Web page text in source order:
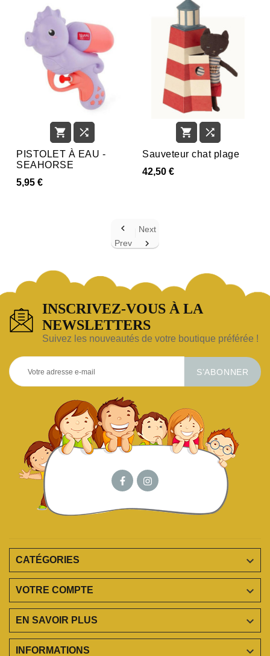
 
PISTOLET À EAU -
SEAHORSE
5,95 €
 
Sauveteur chat plage
42,50 €

Prev
Next

INSCRIVEZ-VOUS À LA
NEWSLETTERS
Suivez les nouveautés de votre boutique préférée !
S’ABONNER
CATÉGORIES 
VOTRE COMPTE 
EN SAVOIR PLUS 
INFORMATIONS 